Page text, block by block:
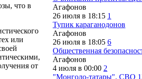
что в
или
от
Агафонов
26 июля в 18:15 1
Тупик караганодонов
Агафонов
26 июля в 18:05 6
Общественная
Агафонов
4 июля в 00:00 2
"Монголо-татары". СВО